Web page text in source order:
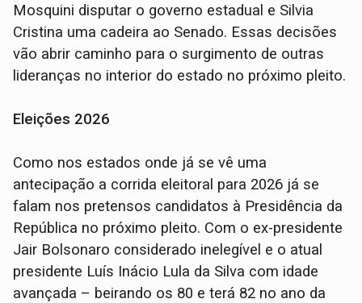
Mosquini disputar o governo estadual e Silvia
Cristina uma cadeira ao Senado. Essas decisões
vão abrir caminho para o surgimento de outras
lideranças no interior do estado no próximo pleito.
Eleições 2026
Como nos estados onde já se vê uma
antecipação a corrida eleitoral para 2026 já se
falam nos pretensos candidatos à Presidência da
República no próximo pleito. Com o ex-presidente
Jair Bolsonaro considerado inelegível e o atual
presidente Luís Inácio Lula da Silva com idade
avançada – beirando os 80 e terá 82 no ano da